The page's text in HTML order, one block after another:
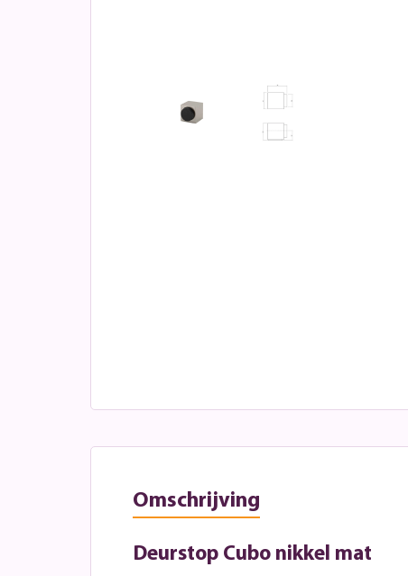
Omschrijving
Deurstop Cubo nikkel mat